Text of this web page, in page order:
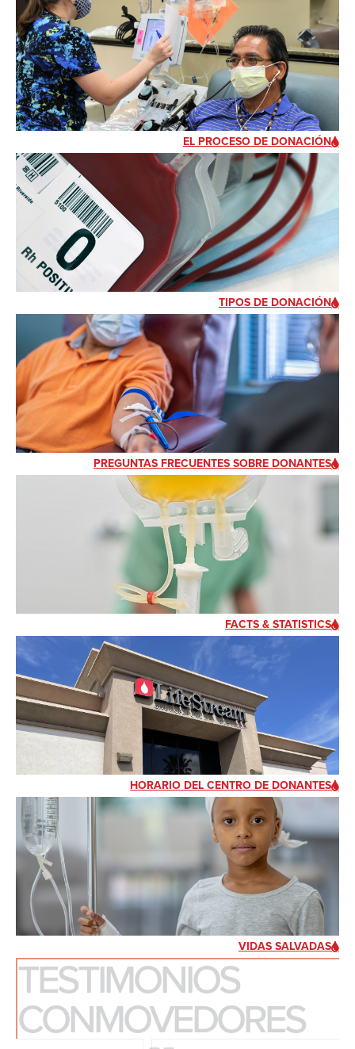
EL PROCESO DE DONACIÓN
TIPOS DE DONACIÓN
PREGUNTAS FRECUENTES SOBRE DONANTES
FACTS & STATISTICS
HORARIO DEL CENTRO DE DONANTES
VIDAS SALVADAS
TESTIMONIOS
CONMOVEDORES